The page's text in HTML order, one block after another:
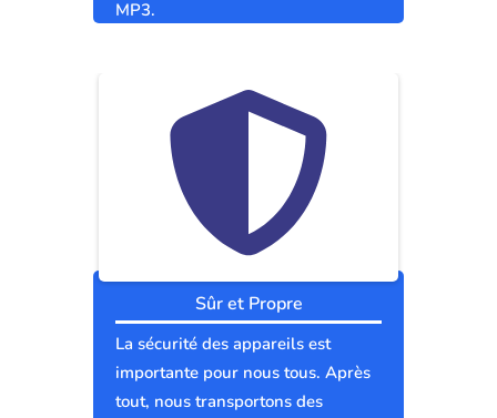
MP3.
Sûr et Propre
La sécurité des appareils est
importante pour nous tous. Après
tout, nous transportons des